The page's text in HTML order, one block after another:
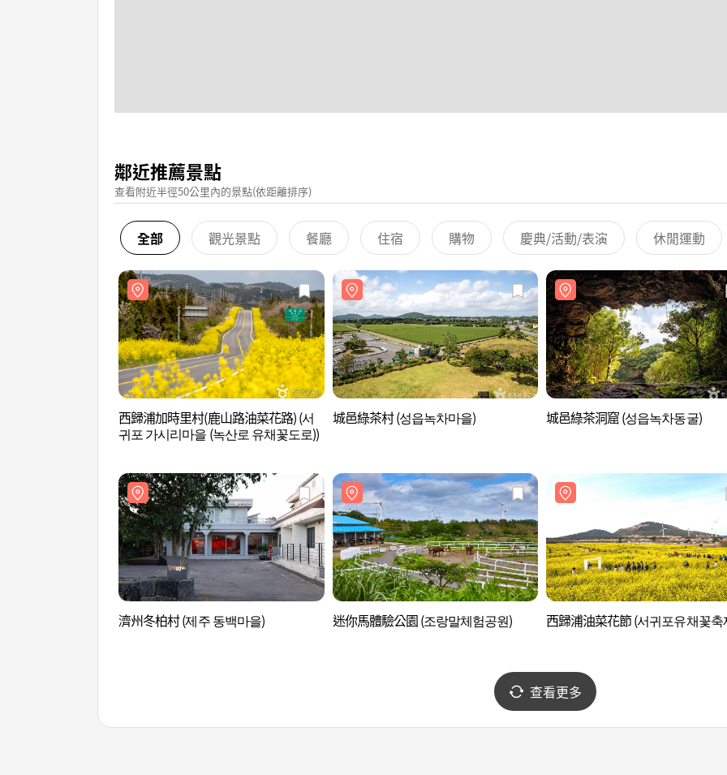
鄰近推薦景點
查看附近半徑50公里內的景點(依距離排序)
全部 觀光景點 餐廳 住宿 購物 慶典/活動/表演 休閒運動
西歸浦加時里村(鹿山路油菜花路) (서
귀포 가시리마을 (녹산로 유채꽃도로))
城邑綠茶村 (성읍녹차마을) 城邑綠茶洞窟 (성읍녹차동굴)
濟州冬柏村 (제주 동백마을) 迷你馬體驗公園 (조랑말체험공원) 西歸浦油菜花節 (서귀포유채꽃축
查看更多